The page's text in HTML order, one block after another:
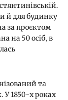
й для будинку
за проєктом
на 50 осіб, в
та
У 1850-х роках